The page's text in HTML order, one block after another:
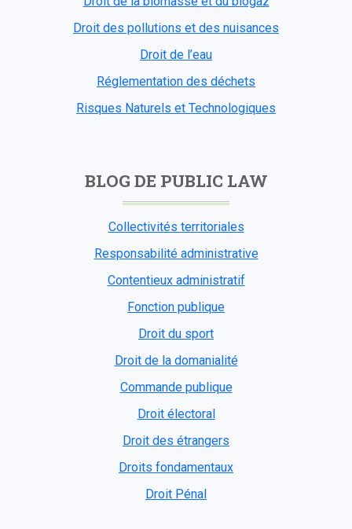
Droit des pollutions et des nuisances
Droit de l’eau
Réglementation des déchets
Risques Naturels et Technologiques
BLOG DE PUBLIC LAW
Collectivités territoriales
Responsabilité administrative
Contentieux administratif
Fonction publique
Droit du sport
Droit de la domanialité
Commande publique
Droit électoral
Droit des étrangers
Droits fondamentaux
Droit Pénal